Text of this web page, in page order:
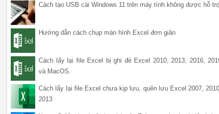
Cách tạo USB cài Windows 11 trên máy tính không được hỗ
Hướng dẫn cách chụp màn hình Excel đơn giản
Cách lấy lại file Excel bị ghi đè Excel 2010, 2013, 2016,
và MacOS.
Cách lấy lại file Excel chưa kịp lưu, quên lưu Excel 2007,
2013